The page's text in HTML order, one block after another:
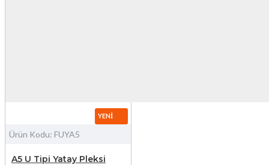
YENI
Ürün Kodu: FUYA5
A5 U Tipi Yatay Pleksi